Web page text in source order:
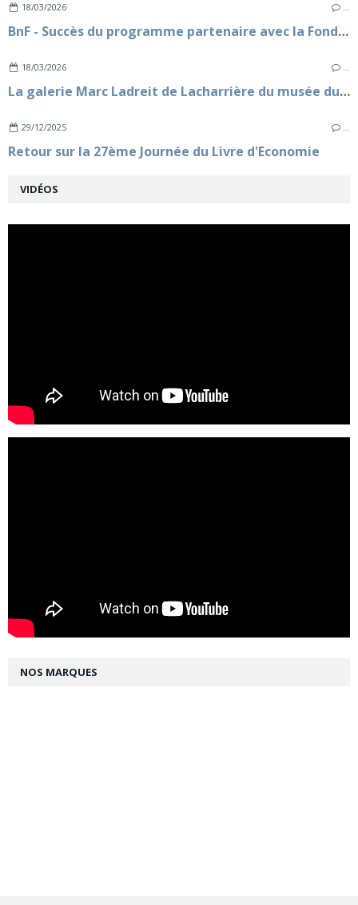
18/03/2026 …
BnF - Succès du programme partenaire avec la Fondation Marc Ladreit de Lacharrière pour l'année universitaire 2025-2026
18/03/2026 …
La galerie Marc Ladreit de Lacharrière du musée du quai Branly Jacques Chirac lance l'exposition temporaire 1913 - 1923 : L'Esprit du Temps
29/12/2025 …
Retour sur la 27ème Journée du Livre d'Economie
VIDÉOS
NOS MARQUES